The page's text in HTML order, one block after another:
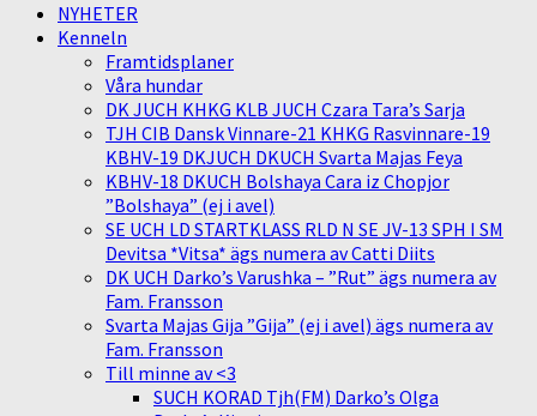
NYHETER
Kenneln
Framtidsplaner
Våra hundar
DK JUCH KHKG KLB JUCH Czara Tara’s Sarja
TJH CIB Dansk Vinnare-21 KHKG Rasvinnare-19
KBHV-19 DKJUCH DKUCH Svarta Majas Feya
KBHV-18 DKUCH Bolshaya Cara iz Chopjor
”Bolshaya” (ej i avel)
SE UCH LD STARTKLASS RLD N SE JV-13 SPH I SM
Devitsa *Vitsa* ägs numera av Catti Diits
DK UCH Darko’s Varushka – ”Rut” ägs numera av
Fam. Fransson
Svarta Majas Gija ”Gija” (ej i avel) ägs numera av
Fam. Fransson
Till minne av <3
SUCH KORAD Tjh(FM) Darko’s Olga